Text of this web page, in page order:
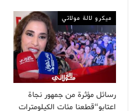
ميكرو لالة مولاتي
رسائل مؤثرة من جمهور نجاة
اعتابو“قطعنا مئات الكيلومترات